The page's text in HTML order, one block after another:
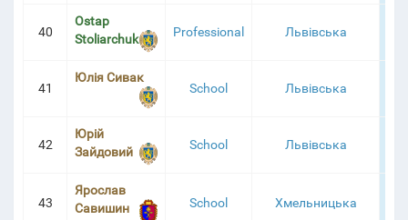
40
Ostap
Stoliarchuk
Professional Львівська
41
Юлія Сивак
School Львівська
42
Юрій
Зайдовий
School Львівська
43
Ярослав
Савишин
School Хмельницька